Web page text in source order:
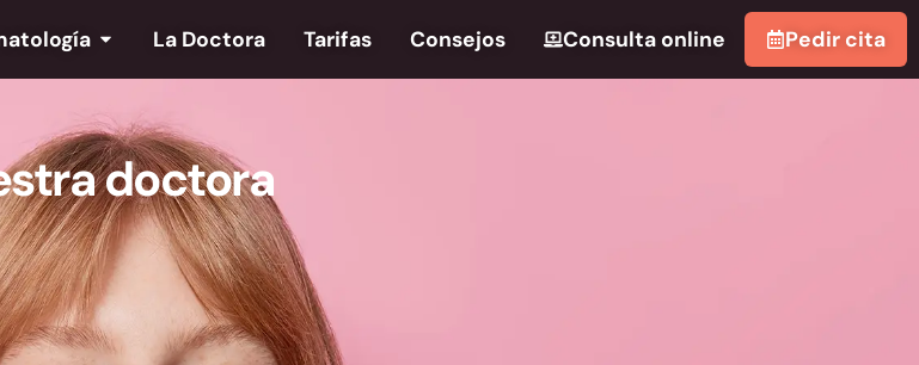
La Doctora Tarifas Consejos Consulta online Pedir cita
doctora